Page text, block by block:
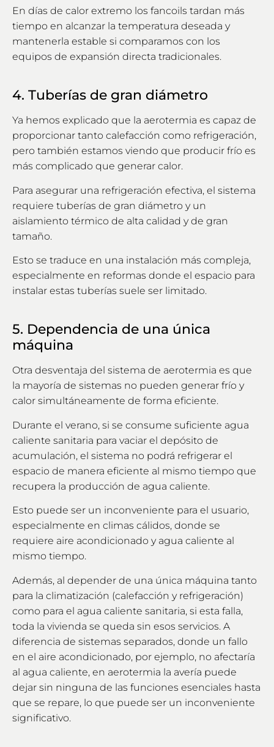
En días de calor extremo los fancoils tardan más
tiempo en alcanzar la temperatura deseada y
mantenerla estable si comparamos con los
equipos de expansión directa tradicionales.
4. Tuberías de gran diámetro
Ya hemos explicado que la aerotermia es capaz de
proporcionar tanto calefacción como refrigeración,
pero también estamos viendo que producir frío es
más complicado que generar calor.
Para asegurar una refrigeración efectiva, el sistema
requiere tuberías de gran diámetro y un
aislamiento térmico de alta calidad y de gran
tamaño.
Esto se traduce en una instalación más compleja,
especialmente en reformas donde el espacio para
instalar estas tuberías suele ser limitado.
5. Dependencia de una única
máquina
Otra desventaja del sistema de aerotermia es que
la mayoría de sistemas no pueden generar frío y
calor simultáneamente de forma eficiente.
Durante el verano, si se consume suficiente agua
caliente sanitaria para vaciar el depósito de
acumulación, el sistema no podrá refrigerar el
espacio de manera eficiente al mismo tiempo que
recupera la producción de agua caliente.
Esto puede ser un inconveniente para el usuario,
especialmente en climas cálidos, donde se
requiere aire acondicionado y agua caliente al
mismo tiempo.
Además, al depender de una única máquina tanto
para la climatización (calefacción y refrigeración)
como para el agua caliente sanitaria, si esta falla,
toda la vivienda se queda sin esos servicios. A
diferencia de sistemas separados, donde un fallo
en el aire acondicionado, por ejemplo, no afectaría
al agua caliente, en aerotermia la avería puede
dejar sin ninguna de las funciones esenciales hasta
que se repare, lo que puede ser un inconveniente
significativo.